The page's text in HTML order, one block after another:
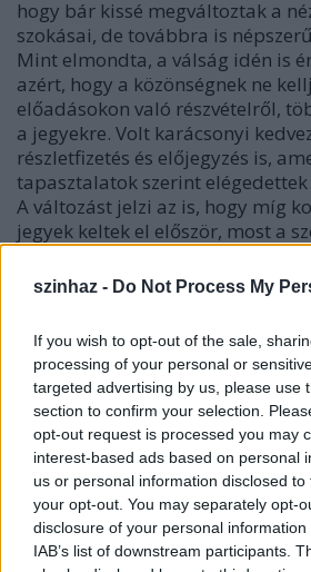
szinhaz - Do Not Process My
If you wish to opt-out of the sale,
processing of your personal or
targeted advertising by us, please use
section to confirm your selection.
opt-out request is processed you may
interest-based ads based on personal
us or personal information disclosed
your opt-out. You may separately opt-
disclosure of your personal
IAB’s list of downstream participants.
hogy bár kissé megváltoztak a
szokásai, de továbbra is
Mint elmondta, a válság idén is
azért, hogy a közönségnek ne
előadásokon való részvételről,
a jegyekre. Volt karácsonyi
részletfizetés és előjegyzés is,
tapasztalatok szerint elégedettek
A változást jelzi az is, hogy míg
jegyek keltek el először, most a
hasonlóan idén is népszerűek a
sok jegyet megvettek már a
és Hyde című előadásokra - tette
Edina.
Megtörtént az első jelmezes próba: